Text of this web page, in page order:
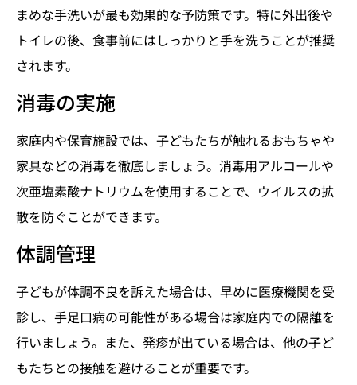
まめな手洗いが最も効果的な予防策です。特に外出後や
トイレの後、食事前にはしっかりと手を洗うことが推奨
されます。
消毒の実施
家庭内や保育施設では、子どもたちが触れるおもちゃや
家具などの消毒を徹底しましょう。消毒用アルコールや
次亜塩素酸ナトリウムを使用することで、ウイルスの拡
散を防ぐことができます。
体調管理
子どもが体調不良を訴えた場合は、早めに医療機関を受
診し、手足口病の可能性がある場合は家庭内での隔離を
行いましょう。また、発疹が出ている場合は、他の子ど
もたちとの接触を避けることが重要です。